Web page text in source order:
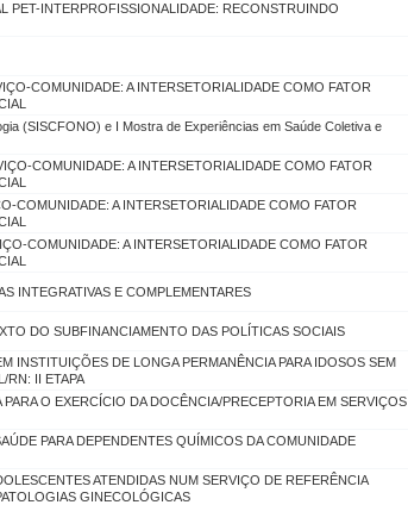
PET-INTERPROFISSIONALIDADE: RECONSTRUINDO
COMUNIDADE: A INTERSETORIALIDADE COMO FATOR
(SISCFONO) e I Mostra de Experiências em Saúde Coletiva e
COMUNIDADE: A INTERSETORIALIDADE COMO FATOR
COMUNIDADE: A INTERSETORIALIDADE COMO FATOR
COMUNIDADE: A INTERSETORIALIDADE COMO FATOR
INTEGRATIVAS E COMPLEMENTARES
DO SUBFINANCIAMENTO DAS POLÍTICAS SOCIAIS
INSTITUIÇÕES DE LONGA PERMANÊNCIA PARA IDOSOS SEM
RN: II ETAPA
O EXERCÍCIO DA DOCÊNCIA/PRECEPTORIA EM SERVIÇOS
PARA DEPENDENTES QUÍMICOS DA COMUNIDADE
ATENDIDAS NUM SERVIÇO DE REFERÊNCIA
GINECOLÓGICAS